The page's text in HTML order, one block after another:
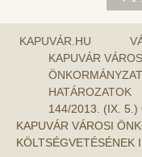
KAPUVÁR.HU
KAPUVÁR
HATÁROZATOK
144/2013. (IX. 5.)
KAPUVÁR VÁROSI
KÖLTSÉGVETÉSÉNEK